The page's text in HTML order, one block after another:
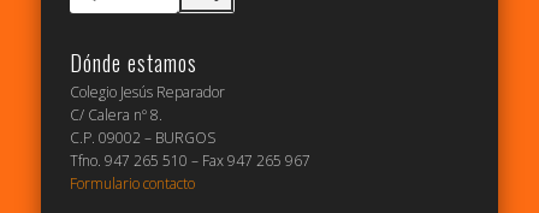
Dónde estamos
Colegio Jesús Reparador
C/ Calera nº 8.
C.P. 09002 – BURGOS
Tfno. 947 265 510 – Fax 947 265 967
Formulario contacto